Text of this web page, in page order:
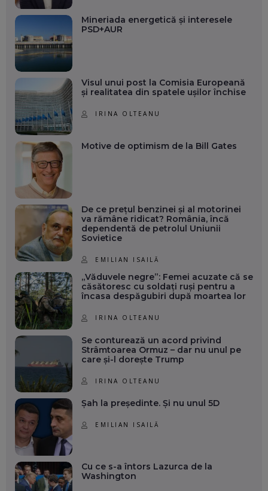
Mineriada energetică și interesele
PSD+AUR
Visul unui post la Comisia Europeană
și realitatea din spatele ușilor închise
IRINA OLTEANU
Motive de optimism de la Bill Gates
De ce prețul benzinei și al motorinei
va rămâne ridicat? România, încă
dependentă de petrolul Uniunii
Sovietice
EMILIAN ISAILĂ
„Văduvele negre”: Femei acuzate că se
căsătoresc cu soldați ruși pentru a
încasa despăgubiri după moartea lor
IRINA OLTEANU
Se conturează un acord privind
Strâmtoarea Ormuz – dar nu unul pe
care și-l dorește Trump
IRINA OLTEANU
Șah la președinte. Și nu unul 5D
EMILIAN ISAILĂ
Cu ce s-a întors Lazurca de la
Washington